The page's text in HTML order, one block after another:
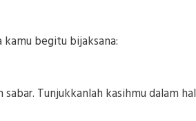
begitu bijaksana:
Tunjukkanlah kasihmu dalam hal